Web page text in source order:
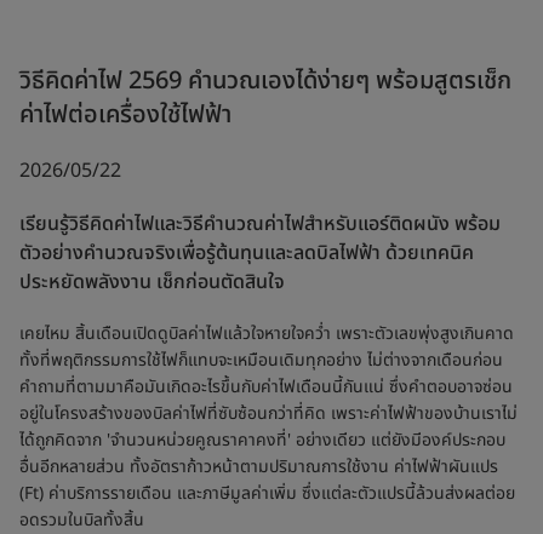
วิธีคิดค่าไฟ 2569 คำนวณเองได้ง่ายๆ พร้อมสูตรเช็ก
ค่าไฟต่อเครื่องใช้ไฟฟ้า
เรียนรู้วิธีคิดค่าไฟและวิธีคำนวณค่าไฟสำหรับแอร์ติดผนัง พร้อม
ตัวอย่างคำนวณจริงเพื่อรู้ต้นทุนและลดบิลไฟฟ้า ด้วยเทคนิค
ประหยัดพลังงาน เช็กก่อนตัดสินใจ
2026/05/22
เคยไหม สิ้นเดือนเปิดดูบิลค่าไฟแล้วใจหายใจคว่ำ เพราะตัวเลขพุ่งสูงเกินคาด
ทั้งที่พฤติกรรมการใช้ไฟก็แทบจะเหมือนเดิมทุกอย่าง ไม่ต่างจากเดือนก่อน
คำถามที่ตามมาคือมันเกิดอะไรขึ้นกับค่าไฟเดือนนี้กันแน่ ซึ่งคำตอบอาจซ่อน
อยู่ในโครงสร้างของบิลค่าไฟที่ซับซ้อนกว่าที่คิด เพราะค่าไฟฟ้าของบ้านเราไม่
ได้ถูกคิดจาก 'จำนวนหน่วยคูณราคาคงที่' อย่างเดียว แต่ยังมีองค์ประกอบ
อื่นอีกหลายส่วน ทั้งอัตราก้าวหน้าตามปริมาณการใช้งาน ค่าไฟฟ้าผันแปร
(Ft) ค่าบริการรายเดือน และภาษีมูลค่าเพิ่ม ซึ่งแต่ละตัวแปรนี้ล้วนส่งผลต่อย
อดรวมในบิลทั้งสิ้น